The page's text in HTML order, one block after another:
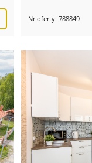
Nr oferty: 788849